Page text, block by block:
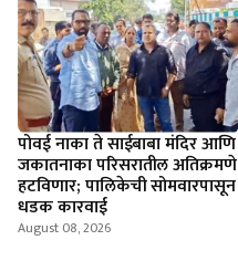
पोवई नाका ते साईबाबा मंदिर आणि
जकातनाका परिसरातील अतिक्रमणे
हटविणार; पालिकेची सोमवारपासून
धडक कारवाई
August 08, 2026